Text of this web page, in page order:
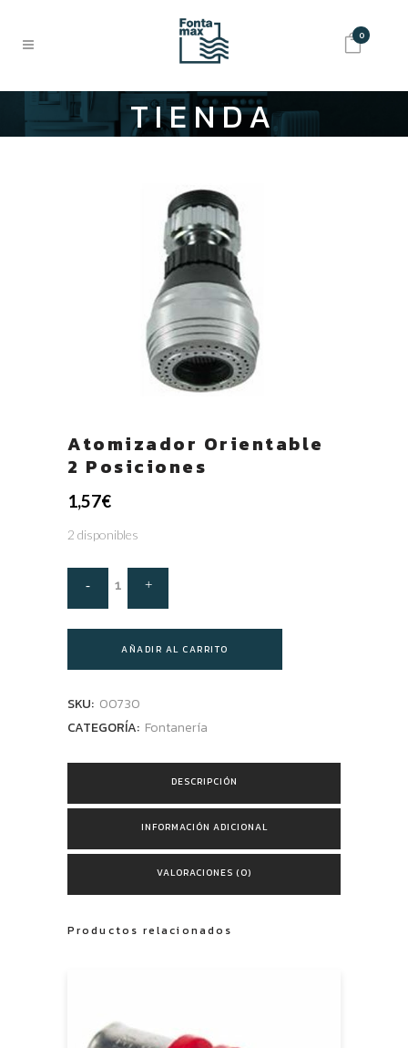
0
TIENDA
Atomizador Orientable
2 Posiciones
1,57€
2 disponibles
AÑADIR AL CARRITO
SKU: 00730
CATEGORÍA: Fontanería
DESCRIPCIÓN
INFORMACIÓN ADICIONAL
VALORACIONES (0)
Productos relacionados